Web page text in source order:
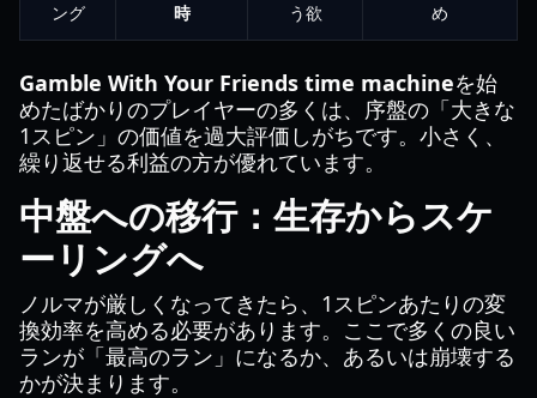
ング
時
う欲
め
Gamble With Your Friends time machineを始
めたばかりのプレイヤーの多くは、序盤の「大きな
1スピン」の価値を過大評価しがちです。小さく、
繰り返せる利益の方が優れています。
中盤への移行：生存からスケ
ーリングへ
ノルマが厳しくなってきたら、1スピンあたりの変
換効率を高める必要があります。ここで多くの良い
ランが「最高のラン」になるか、あるいは崩壊する
かが決まります。